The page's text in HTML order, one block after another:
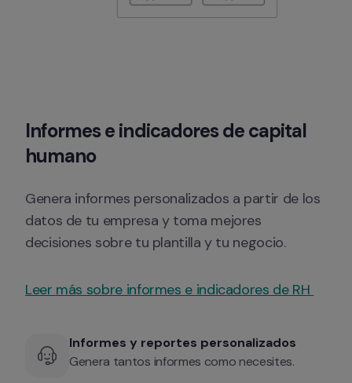
Informes e indicadores de capital
humano
Genera informes personalizados a partir de los
datos de tu empresa y toma mejores
decisiones sobre tu plantilla y tu negocio.
Leer más sobre informes e indicadores de RH
Informes y reportes personalizados
Genera tantos informes como necesites.